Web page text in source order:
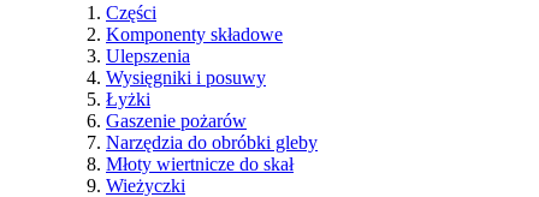
Części
Komponenty składowe
Ulepszenia
Wysięgniki i posuwy
Łyżki
Gaszenie pożarów
Narzędzia do obróbki gleby
Młoty wiertnicze do skał
Wieżyczki